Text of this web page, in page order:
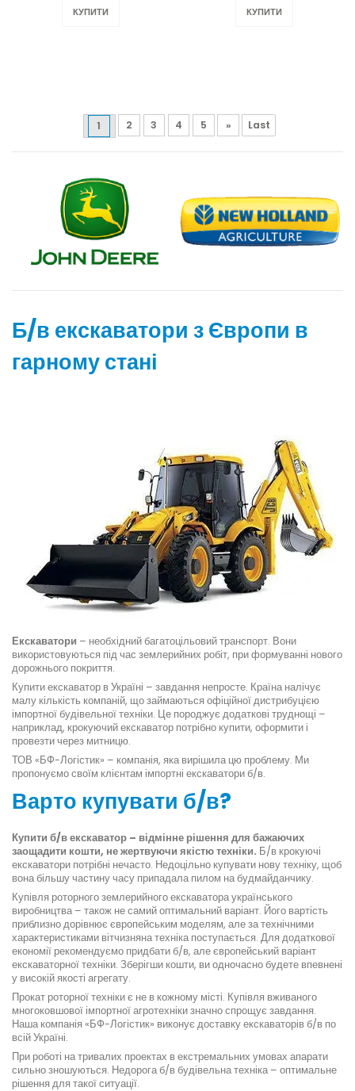
КУПИТИ КУПИТИ
1 2 3 4 5 » Last
Б/в екскаватори з Європи в
гарному стані
Екскаватори – необхідний багатоцільовий транспорт. Вони
використовуються під час землерийних робіт, при формуванні нового
дорожнього покриття.
Купити екскаватор в Україні – завдання непросте. Країна налічує
малу кількість компаній, що займаються офіційної дистрибуцією
імпортної будівельної техніки. Це породжує додаткові труднощі –
наприклад, крокуючий екскаватор потрібно купити, оформити і
провезти через митницю.
ТОВ «БФ-Логістик» – компанія, яка вирішила цю проблему. Ми
пропонуємо своїм клієнтам імпортні екскаватори б/в.
Варто купувати б/в?
Купити б/в екскаватор – відмінне рішення для бажаючих
заощадити кошти, не жертвуючи якістю техніки. Б/в крокуючі
екскаватори потрібні нечасто. Недоцільно купувати нову техніку, щоб
вона більшу частину часу припадала пилом на будмайданчику.
Купівля роторного землерийного екскаватора українського
виробництва – також не самий оптимальний варіант. Його вартість
приблизно дорівнює європейським моделям, але за технічними
характеристиками вітчизняна техніка поступається. Для додаткової
економії рекомендуємо придбати б/в, але європейський варіант
екскаваторної техніки. Зберігши кошти, ви одночасно будете впевнені
у високій якості агрегату.
Прокат роторної техніки є не в кожному місті. Купівля вживаного
многоковшової імпортної агротехніки значно спрощує завдання.
Наша компанія «БФ-Логістик» виконує доставку екскаваторів б/в по
всій Україні.
При роботі на тривалих проектах в екстремальних умовах апарати
сильно зношуються. Недорога б/в будівельна техніка – оптимальне
рішення для такої ситуації.